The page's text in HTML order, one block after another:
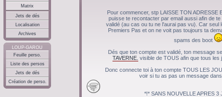
Matrix
Jets de dés
Localisation
Archives
LOUP-GAROU
Feuille perso.
Liste des persos
Jets de dés
Création de perso.
Pour commencer, stp LAISSE TON ADRESSE
puisse te recontacter par email aussi afin de
validé (au cas ou tu ne l'aurai pas vu). Car seul
Premiers Pas et on ne voit pas toujours ta
spams des boot
Dés que ton compte est validé, ton message
TAVERNE. visible de TOUS afin que tous les
Donc connecte toi à ton compte TOUS LES
voir si tu as pas un message
*!* SANS NOUVELLE APRES 3